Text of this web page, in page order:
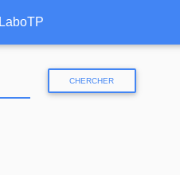
LaboTP
CHERCHER